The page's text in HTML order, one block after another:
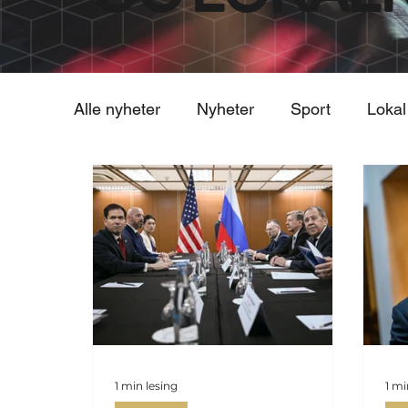
Alle nyheter Nyheter Sport
1 min lesing 1